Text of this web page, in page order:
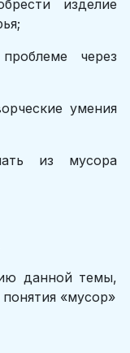
изделие
через
умения
из мусора
данной темы,
«мусор»